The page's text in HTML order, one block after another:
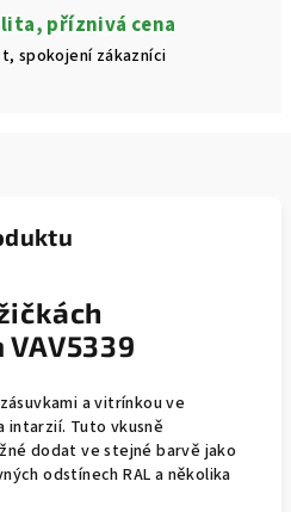
příznivá cena
spokojení zákazníci
VAV5339
a vitrínkou ve
intarzií. Tuto vkusně
dodat ve stejné barvě jako
odstínech RAL a několika